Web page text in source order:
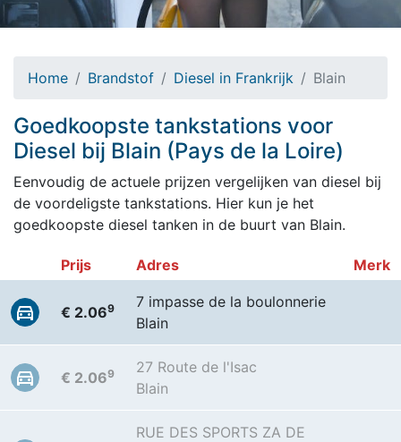
Home Brandstof Diesel in Frankrijk Blain
Goedkoopste tankstations voor
Diesel bij Blain (Pays de la Loire)
Eenvoudig de actuele prijzen vergelijken van diesel bij
de voordeligste tankstations. Hier kun je het
goedkoopste diesel tanken in de buurt van Blain.
Prijs Adres Merk
€ 2.069
7 impasse de la boulonnerie
Blain
€ 2.069
27 Route de l'Isac
Blain
RUE DES SPORTS ZA DE